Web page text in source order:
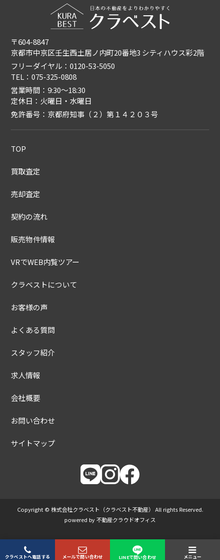
クラベストへ電話する メールで問い合わせ LINEで問い合わせ メニュー
〒604-8847
京都市中京区壬生西土居ノ内町20番地3 シティハウス彩2階
フリーダイヤル：0120-53-5050
TEL：075-325-0808
営業時間：9:30〜18:30
定休日：火曜日・水曜日
免許番号：京都府知事（２）第１４２０３号
TOP
買取査定
売却査定
契約の流れ
販売物件情報
VRでWEB内覧ツアー
クラベストについて
お客様の声
よくある質問
スタッフ紹介
求人情報
会社概要
お問い合わせ
サイトマップ
Copyright © 株式会社クラベスト（クラベスト不動産） All rights Reserved.
powered by 不動産クラウドオフィス